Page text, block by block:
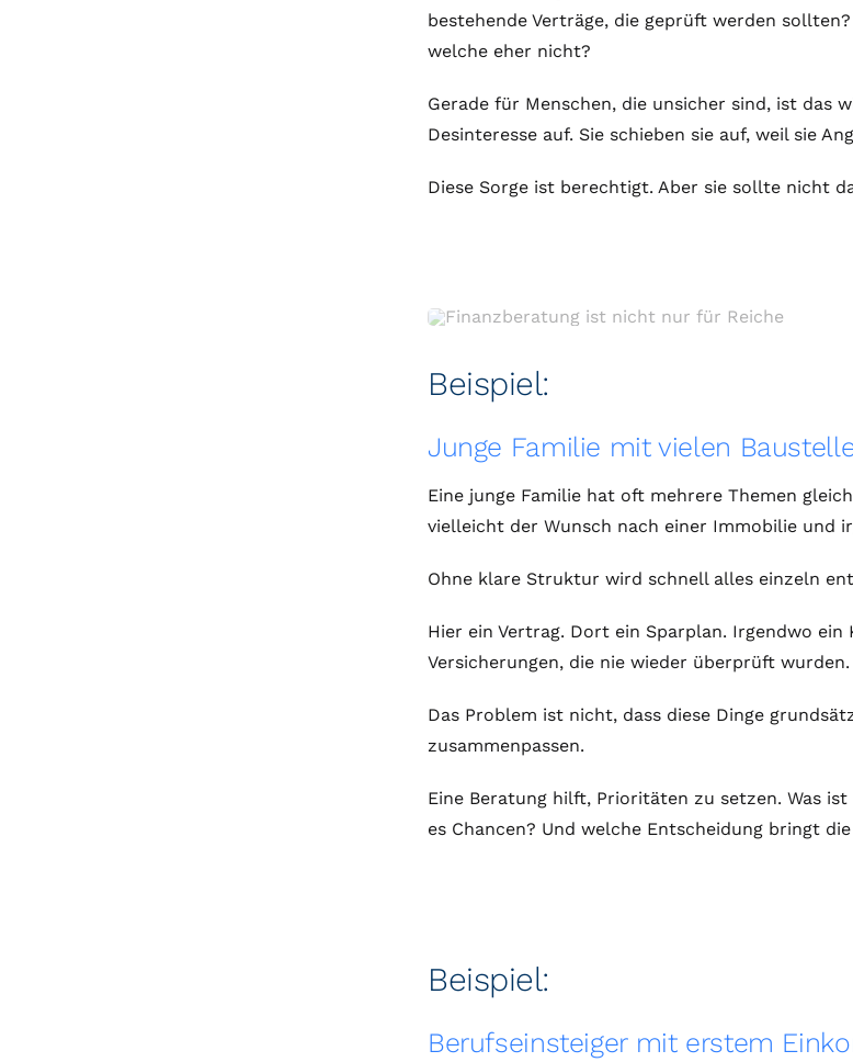
bestehende Verträge, die geprüft werden
welche eher nicht?
Gerade für Menschen, die unsicher sind, ist das
Desinteresse auf. Sie schieben sie auf, weil sie
Diese Sorge ist berechtigt. Aber sie sollte nicht
Beispiel:
Junge Familie mit vielen
Eine junge Familie hat oft mehrere Themen
vielleicht der Wunsch nach einer Immobilie und
Ohne klare Struktur wird schnell alles einzeln
Hier ein Vertrag. Dort ein Sparplan. Irgendwo
Versicherungen, die nie wieder überprüft wurden.
Das Problem ist nicht, dass diese Dinge
zusammenpassen.
Eine Beratung hilft, Prioritäten zu setzen. Was
es Chancen? Und welche Entscheidung bringt
Beispiel:
Berufseinsteiger mit erstem